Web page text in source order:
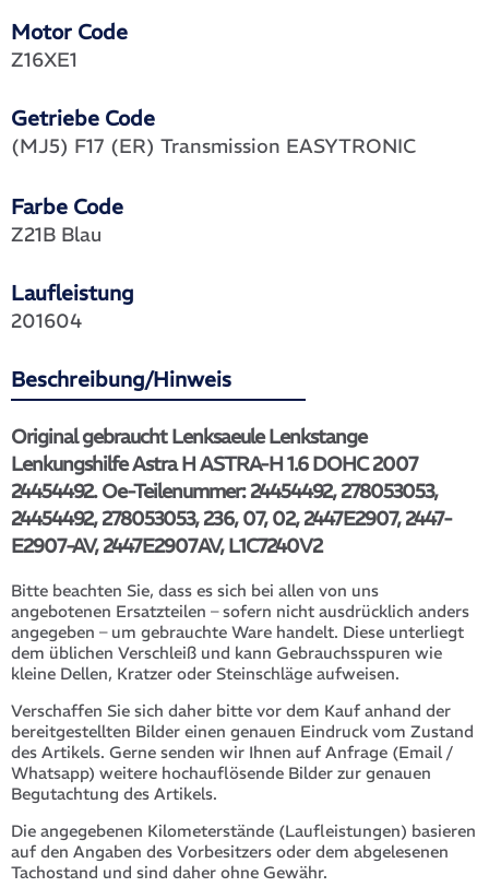
Motor Code
Getriebe Code
Z16XE1
(MJ5) F17 (ER) Transmission EASYTRONIC
Farbe Code
Laufleistung
Z21B Blau
201604
Beschreibung/Hinweis
Original gebraucht Lenksaeule Lenkstange
Lenkungshilfe Astra H ASTRA-H 1.6 DOHC 2007
24454492. Oe-Teilenummer: 24454492, 278053053,
24454492, 278053053, 236, 07, 02, 2447E2907, 2447-
E2907-AV, 2447E2907AV, L1C7240V2
Bitte beachten Sie, dass es sich bei allen von uns
angebotenen Ersatzteilen – sofern nicht ausdrücklich anders
angegeben – um gebrauchte Ware handelt. Diese unterliegt
dem üblichen Verschleiß und kann Gebrauchsspuren wie
kleine Dellen, Kratzer oder Steinschläge aufweisen.
Verschaffen Sie sich daher bitte vor dem Kauf anhand der
bereitgestellten Bilder einen genauen Eindruck vom Zustand
des Artikels. Gerne senden wir Ihnen auf Anfrage (Email /
Whatsapp) weitere hochauflösende Bilder zur genauen
Begutachtung des Artikels.
Die angegebenen Kilometerstände (Laufleistungen) basieren
auf den Angaben des Vorbesitzers oder dem abgelesenen
Tachostand und sind daher ohne Gewähr.